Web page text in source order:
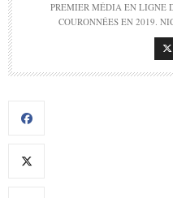
PREMIER MÉDIA EN LIGNE
COURONNÉES EN 2019.